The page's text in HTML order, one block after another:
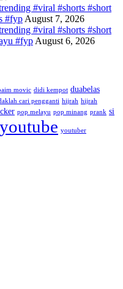
#viral #shorts #short
#fypAugust 7, 2026
#viral #shorts #short
#fypAugust 6, 2026
movic didi kempot duabelas
cari pengganti hijrah hijrah
pop melayu pop minang prank si
youtube youtuber